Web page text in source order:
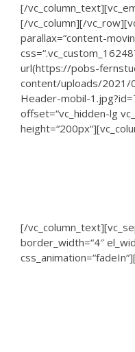
[/
[/vc_column][/
parallax=“content-
url(https://pobs-
content/uploads/2021/
Header-mobil-
offset=“vc_hidden-lg
[/
border_width=“4″